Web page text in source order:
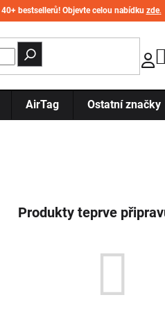
40+ bestsellerů! Objevte celou nabídku zde.
AirTag Ostatní značky
Produkty teprve